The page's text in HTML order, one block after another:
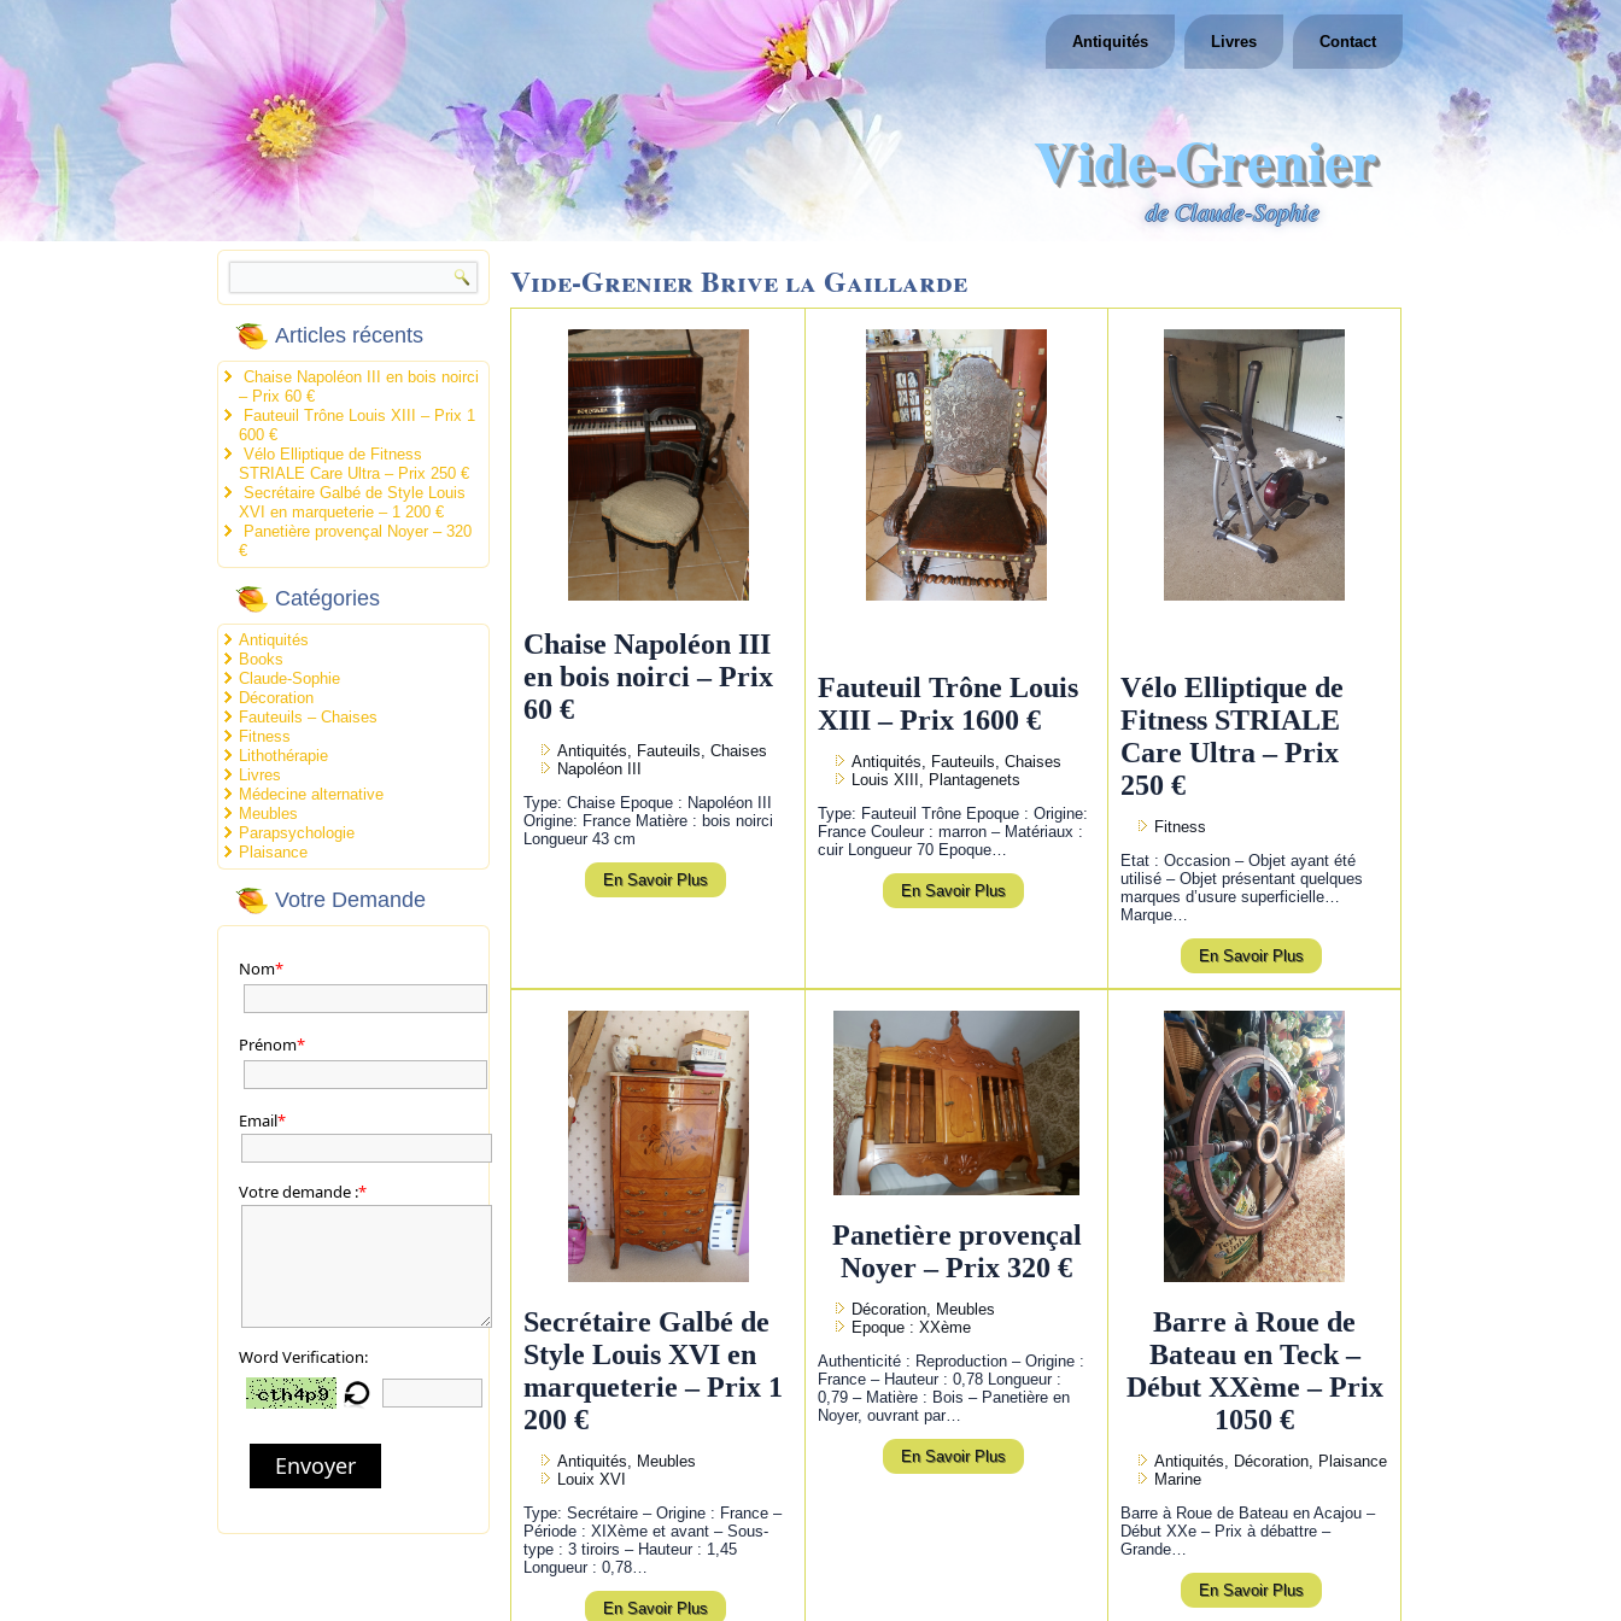
Vide-Grenier
de Claude-Sophie
Antiquités Livres Contact
Articles récents
Chaise Napoléon III en bois noirci
– Prix 60 €
Fauteuil Trône Louis XIII – Prix 1
600 €
Vélo Elliptique de Fitness
STRIALE Care Ultra – Prix 250 €
Secrétaire Galbé de Style Louis
XVI en marqueterie – 1 200 €
Panetière provençal Noyer – 320
€
Catégories
Antiquités
Books
Claude-Sophie
Décoration
Fauteuils – Chaises
Fitness
Lithothérapie
Livres
Médecine alternative
Meubles
Parapsychologie
Plaisance
Votre Demande
Nom*
Prénom*
Email*
Votre demande :*
Word Verification:
Envoyer
Vide-Grenier Brive la Gaillarde
Chaise Napoléon III
en bois noirci – Prix
60 €
Antiquités, Fauteuils, Chaises
Napoléon III
Type: Chaise Epoque : Napoléon III
Origine: France Matière : bois noirci
Longueur 43 cm
En Savoir Plus
Fauteuil Trône Louis
XIII – Prix 1600 €
Antiquités, Fauteuils, Chaises
Louis XIII, Plantagenets
Type: Fauteuil Trône Epoque : Origine:
France Couleur : marron – Matériaux :
cuir Longueur 70 Epoque…
En Savoir Plus
Vélo Elliptique de
Fitness STRIALE
Care Ultra – Prix
250 €
Fitness
Etat : Occasion – Objet ayant été
utilisé – Objet présentant quelques
marques d’usure superficielle…
Marque…
En Savoir Plus
Secrétaire Galbé de
Style Louis XVI en
marqueterie – Prix 1
200 €
Antiquités, Meubles
Louix XVI
Type: Secrétaire – Origine : France –
Période : XIXème et avant – Sous-
type : 3 tiroirs – Hauteur : 1,45
Longueur : 0,78…
En Savoir Plus
Panetière provençal
Noyer – Prix 320 €
Décoration, Meubles
Epoque : XXème
Authenticité : Reproduction – Origine :
France – Hauteur : 0,78 Longueur :
0,79 – Matière : Bois – Panetière en
Noyer, ouvrant par…
En Savoir Plus
Barre à Roue de
Bateau en Teck –
Début XXème – Prix
1050 €
Antiquités, Décoration, Plaisance
Marine
Barre à Roue de Bateau en Acajou –
Début XXe – Prix à débattre –
Grande…
En Savoir Plus